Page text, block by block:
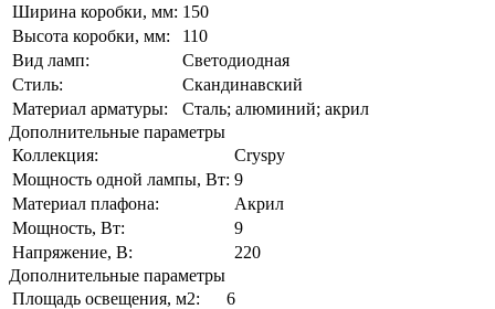
Ширина коробки, мм: 150
Высота коробки, мм:
110
Вид ламп:
Светодиодная
Стиль:
Скандинавский
Материал арматуры:
Сталь; алюминий; акрил
Дополнительные параметры
Коллекция:
Cryspy
Мощность одной лампы, Вт: 9
Материал плафона:
Акрил
Мощность, Вт:
9
Напряжение, В:
220
Дополнительные параметры
Площадь освещения, м2:
6